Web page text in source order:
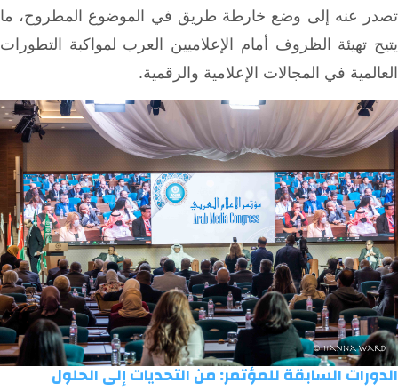
تصدر عنه إلى وضع خارطة طريق في الموضوع المطروح، ما
يتيح تهيئة الظروف أمام الإعلاميين العرب لمواكبة التطورات
العالمية في المجالات الإعلامية والرقمية.
الدورات السابقة للمؤتمر: من التحديات إلى الحلول